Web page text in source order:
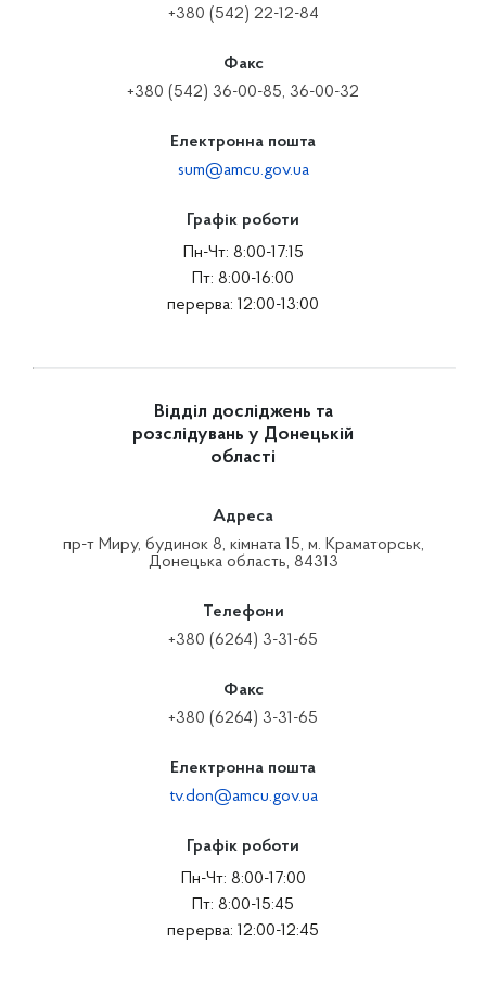
+380 (542) 22-12-84
Факс
+380 (542) 36-00-85, 36-00-32
Електронна пошта
sum@amcu.gov.ua
Графік роботи
Пн-Чт: 8:00-17:15
Пт: 8:00-16:00
перерва: 12:00-13:00
Відділ досліджень та
розслідувань у Донецькій
області
Адреса
пр-т Миру, будинок 8, кімната 15, м. Краматорськ,
Донецька область, 84313
Телефони
+380 (6264) 3-31-65
Факс
+380 (6264) 3-31-65
Електронна пошта
tv.don@amcu.gov.ua
Графік роботи
Пн-Чт: 8:00-17:00
Пт: 8:00-15:45
перерва: 12:00-12:45